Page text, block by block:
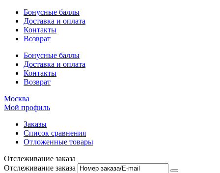
Бонусные баллы
Доставка и оплата
Контакты
Возврат
Бонусные баллы
Доставка и оплата
Контакты
Возврат
Москва
Мой профиль
Заказы
Список сравнения
Отложенные товары
Отслеживание заказа
Отслеживание заказа